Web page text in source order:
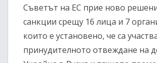
Съветът на ЕС прие ново
санкции срещу 16 лица и 7
които е установено, че са
принудителното отвеждане на